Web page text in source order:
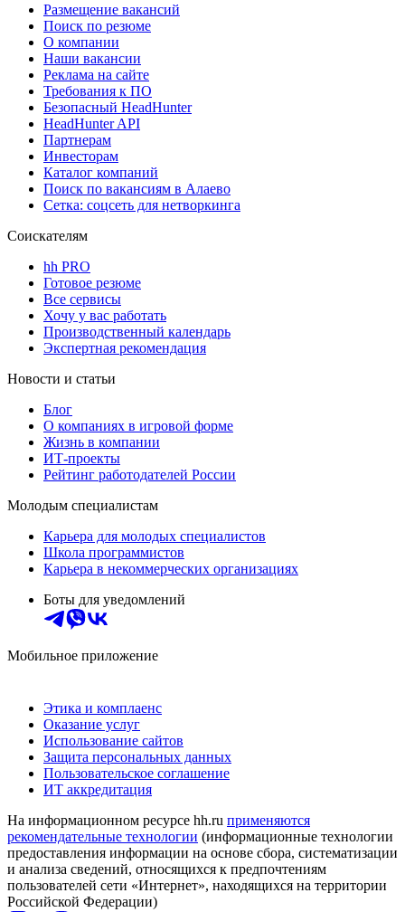
Размещение вакансий
Поиск по резюме
О компании
Наши вакансии
Реклама на сайте
Требования к ПО
Безопасный HeadHunter
HeadHunter API
Партнерам
Инвесторам
Каталог компаний
Поиск по вакансиям в Алаево
Сетка: соцсеть для нетворкинга
Соискателям
hh PRO
Готовое резюме
Все сервисы
Хочу у вас работать
Производственный календарь
Экспертная рекомендация
Новости и статьи
Блог
О компаниях в игровой форме
Жизнь в компании
ИТ-проекты
Рейтинг работодателей России
Молодым специалистам
Карьера для молодых специалистов
Школа программистов
Карьера в некоммерческих организациях
Боты для уведомлений
Мобильное приложение
Этика и комплаенс
Оказание услуг
Использование сайтов
Защита персональных данных
Пользовательское соглашение
ИТ аккредитация
На информационном ресурсе hh.ru применяются
рекомендательные технологии (информационные технологии
предоставления информации на основе сбора, систематизации
и анализа сведений, относящихся к предпочтениям
пользователей сети «Интернет», находящихся на территории
Российской Федерации)